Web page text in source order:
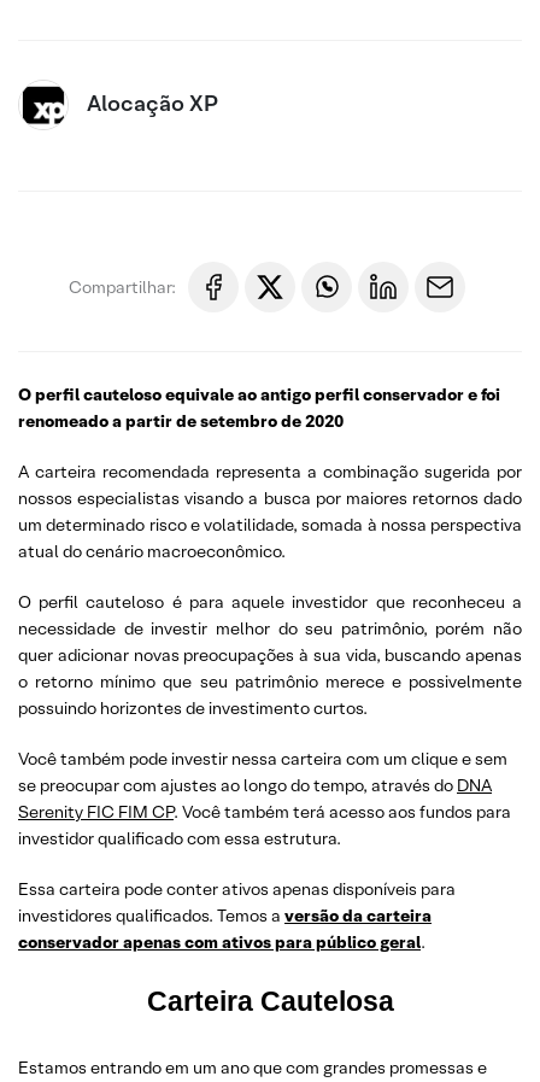
Alocação XP
Compartilhar:
O perfil cauteloso equivale ao antigo perfil conservador e foi
renomeado a partir de setembro de 2020
A carteira recomendada representa a combinação sugerida por
nossos especialistas visando a busca por maiores retornos dado
um determinado risco e volatilidade, somada à nossa perspectiva
atual do cenário macroeconômico.
O perfil cauteloso é para aquele investidor que reconheceu a
necessidade de investir melhor do seu patrimônio, porém não
quer adicionar novas preocupações à sua vida, buscando apenas
o retorno mínimo que seu patrimônio merece e possivelmente
possuindo horizontes de investimento curtos.
Você também pode investir nessa carteira com um clique e sem
se preocupar com ajustes ao longo do tempo, através do DNA
Serenity FIC FIM CP. Você também terá acesso aos fundos para
investidor qualificado com essa estrutura.
Essa carteira pode conter ativos apenas disponíveis para
investidores qualificados. Temos a versão da carteira
conservador apenas com ativos para público geral.
Carteira Cautelosa
Estamos entrando em um ano que com grandes promessas e